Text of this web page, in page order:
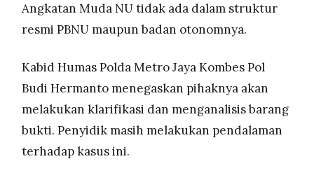
Angkatan Muda NU tidak ada dalam struktur
resmi PBNU maupun badan otonomnya.
Kabid Humas Polda Metro Jaya Kombes Pol
Budi Hermanto menegaskan pihaknya akan
melakukan klarifikasi dan menganalisis barang
bukti. Penyidik masih melakukan pendalaman
terhadap kasus ini.